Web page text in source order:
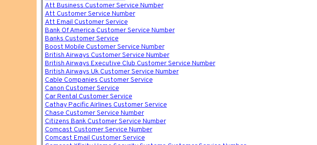
Att Business Customer Service Number
Att Customer Service Number
Att Email Customer Service
Bank Of America Customer Service Number
Banks Customer Service
Boost Mobile Customer Service Number
British Airways Customer Service Number
British Airways Executive Club Customer Service Number
British Airways Uk Customer Service Number
Cable Companies Customer Service
Canon Customer Service
Car Rental Customer Service
Cathay Pacific Airlines Customer Service
Chase Customer Service Number
Citizens Bank Customer Service Number
Comcast Customer Service Number
Comcast Email Customer Service